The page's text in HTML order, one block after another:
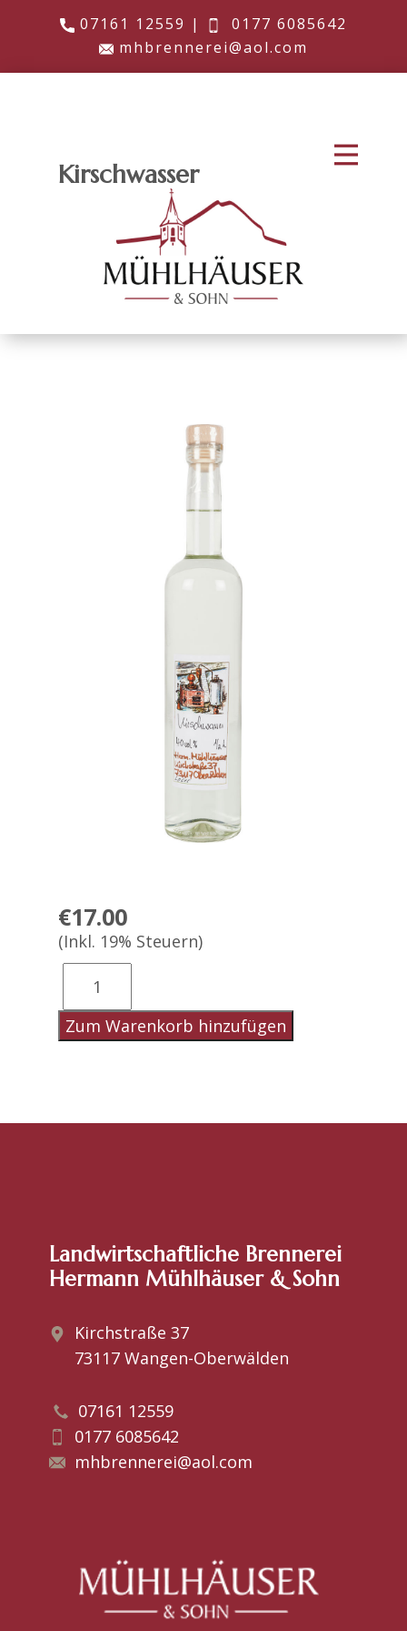
​​07161 12559 |
​0177 6085642
​​mhbrennerei@aol.com
Kirschwasser
€17.00
(Inkl. 19% Steuern)
Landwirtschaftliche Brennerei
Hermann Mühlhäuser & Sohn
Kirchstraße 37
73117 Wangen-Oberwälden
07161 12559
0177 6085642
​​mhbrennerei@aol.com